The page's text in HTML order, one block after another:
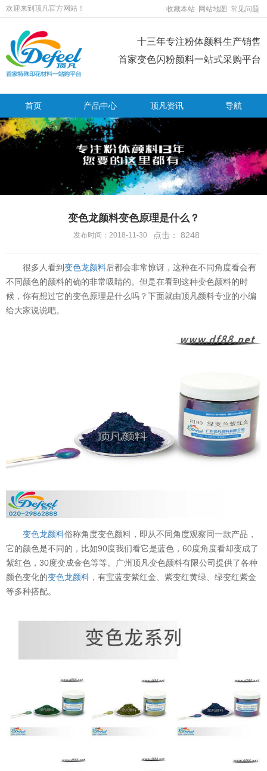
欢迎来到顶凡官方网站！ 收藏本站 网站地图 常见问题
十三年专注粉体颜料生产销售
首家变色闪粉颜料一站式采购平台
首页 产品中心 顶凡资讯 导航
变色龙颜料变色原理是什么？
发布时间：2018-11-30 点击： 8248
很多人看到变色龙颜料后都会非常惊讶，这种在不同角度看会有
不同颜色的颜料的确的非常吸睛的。但是在看到这种变色颜料的时
候，你有想过它的变色原理是什么吗？下面就由顶凡颜料专业的小编
给大家说说吧。
变色龙颜料俗称角度变色颜料，即从不同角度观察同一款产品，
它的颜色是不同的，比如90度我们看它是蓝色，60度角度看却变成了
紫红色，30度变成金色等等。广州顶凡变色颜料有限公司提供了各种
颜色变化的变色龙颜料 ，有宝蓝变紫红金、紫变红黄绿、绿变红紫金
等多种搭配。